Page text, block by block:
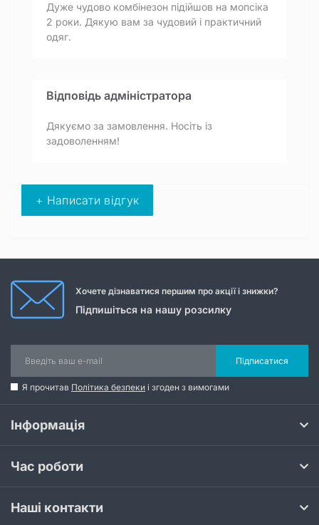
Дуже чудово комбінезон підійшов на мопсіка
2 роки. Дякую вам за чудовий і практичний
одяг.
Відповідь адміністратора
Дякуємо за замовлення. Носіть із
задоволенням!
+ Написати відгук
Хочете дізнаватися першим про акції і знижки?
Підпишіться на нашу розсилку
Підписатися
Я прочитав Політика безпеки і згоден з вимогами
Інформація
Час роботи
Наші контакти